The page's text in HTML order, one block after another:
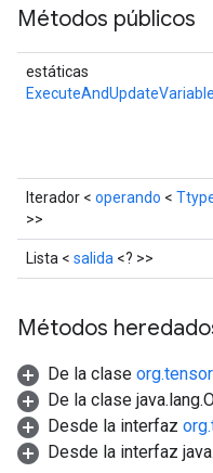
Métodos públicos
estáticas
Iterador < operando <
>>
Lista < salida <? >>
Métodos
De la clase
De la clase
Desde la interfaz
Desde la interfaz